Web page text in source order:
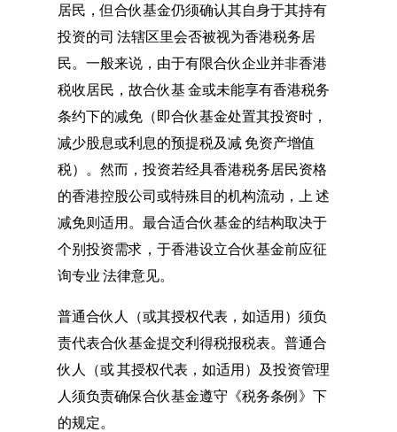
居民，但合伙基金仍须确认其自身于其持有
投资的司 法辖区里会否被视为香港税务居
民。一般来说，由于有限合伙企业并非香港
税收居民，故合伙基 金或未能享有香港税务
条约下的减免（即合伙基金处置其投资时，
减少股息或利息的预提税及减 免资产增值
税）。然而，投资若经具香港税务居民资格
的香港控股公司或特殊目的机构流动，上 述
减免则适用。最合适合伙基金的结构取决于
个别投资需求，于香港设立合伙基金前应征
询专业 法律意见。
普通合伙人（或其授权代表，如适用）须负
责代表合伙基金提交利得税报税表。普通合
伙人（或 其授权代表，如适用）及投资管理
人须负责确保合伙基金遵守《税务条例》下
的规定。